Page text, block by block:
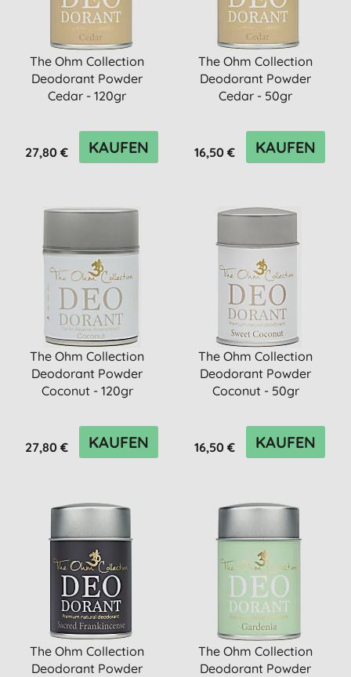
The Ohm Collection
Deodorant Powder
Cedar - 120gr
27,80 € KAUFEN
The Ohm Collection
Deodorant Powder
Cedar - 50gr
16,50 € KAUFEN
The Ohm Collection
Deodorant Powder
Coconut - 120gr
27,80 € KAUFEN
The Ohm Collection
Deodorant Powder
Coconut - 50gr
16,50 € KAUFEN
The Ohm Collection
Deodorant Powder
The Ohm Collection
Deodorant Powder